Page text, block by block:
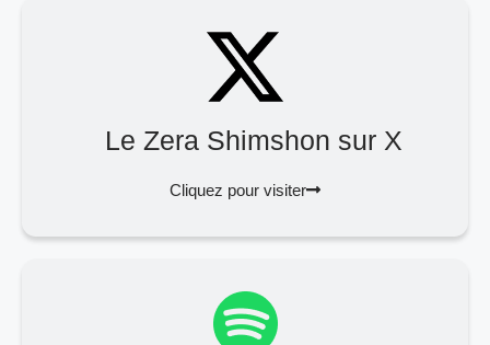
Le Zera Shimshon sur X
Cliquez pour visiter